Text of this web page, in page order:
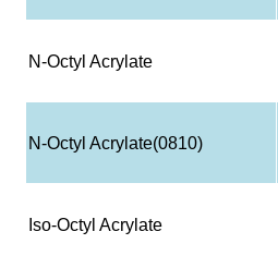
N-Octyl Acrylate
N-Octyl Acrylate(0810)
Iso-Octyl Acrylate